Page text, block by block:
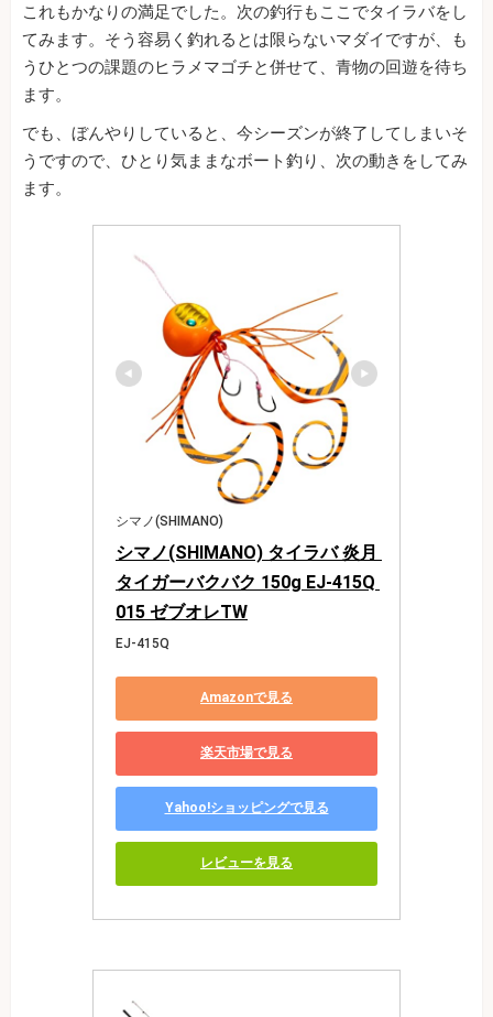
これもかなりの満足でした。次の釣行もここでタイラバをし
てみます。そう容易く釣れるとは限らないマダイですが、も
うひとつの課題のヒラメマゴチと併せて、青物の回遊を待ち
ます。
でも、ぼんやりしていると、今シーズンが終了してしまいそ
うですので、ひとり気ままなボート釣り、次の動きをしてみ
ます。
シマノ(SHIMANO)
シマノ(SHIMANO) タイラバ 炎月
タイガーバクバク 150g EJ-415Q
015 ゼブオレTW
EJ-415Q
Amazonで見る
楽天市場で見る
Yahoo!ショッピングで見る
レビューを見る